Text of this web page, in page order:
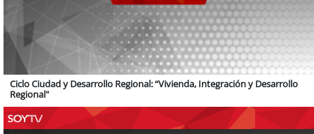
Ciclo Ciudad y Desarrollo Regional: “Vivienda, Integración y Desarrollo
Regional"